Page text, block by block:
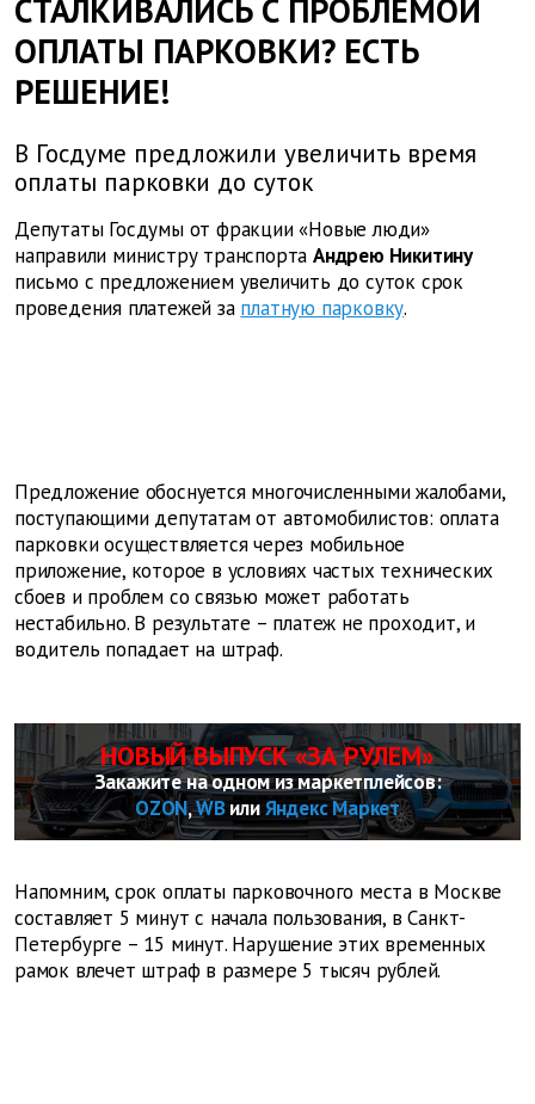
СТАЛКИВАЛИСЬ С ПРОБЛЕМОЙ
ОПЛАТЫ ПАРКОВКИ? ЕСТЬ
РЕШЕНИЕ!
В Госдуме предложили увеличить время
оплаты парковки до суток
Депутаты Госдумы от фракции «Новые люди»
направили министру транспорта Андрею Никитину
письмо с предложением увеличить до суток срок
проведения платежей за платную парковку.
Предложение обоснуется многочисленными жалобами,
поступающими депутатам от автомобилистов: оплата
парковки осуществляется через мобильное
приложение, которое в условиях частых технических
сбоев и проблем со связью может работать
нестабильно. В результате – платеж не проходит, и
водитель попадает на штраф.
НОВЫЙ ВЫПУСК «ЗА РУЛЕМ»
Закажите на одном из маркетплейсов:
OZON,WBилиЯндекс Маркет
Напомним, срок оплаты парковочного места в Москве
составляет 5 минут с начала пользования, в Санкт-
Петербурге – 15 минут. Нарушение этих временных
рамок влечет штраф в размере 5 тысяч рублей.